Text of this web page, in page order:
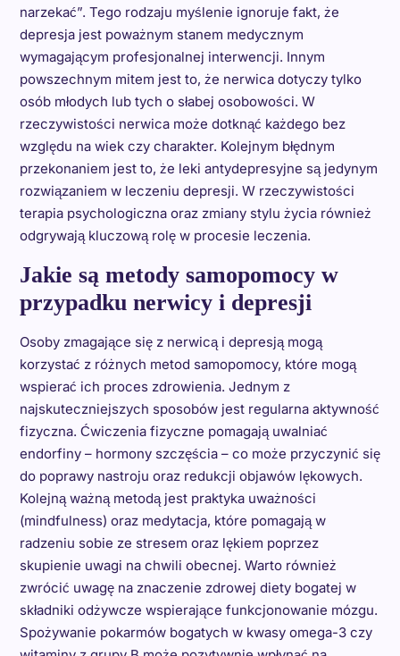
narzekać”. Tego rodzaju myślenie ignoruje fakt, że
depresja jest poważnym stanem medycznym
wymagającym profesjonalnej interwencji. Innym
powszechnym mitem jest to, że nerwica dotyczy tylko
osób młodych lub tych o słabej osobowości. W
rzeczywistości nerwica może dotknąć każdego bez
względu na wiek czy charakter. Kolejnym błędnym
przekonaniem jest to, że leki antydepresyjne są jedynym
rozwiązaniem w leczeniu depresji. W rzeczywistości
terapia psychologiczna oraz zmiany stylu życia również
odgrywają kluczową rolę w procesie leczenia.
Jakie są metody samopomocy w
przypadku nerwicy i depresji
Osoby zmagające się z nerwicą i depresją mogą
korzystać z różnych metod samopomocy, które mogą
wspierać ich proces zdrowienia. Jednym z
najskuteczniejszych sposobów jest regularna aktywność
fizyczna. Ćwiczenia fizyczne pomagają uwalniać
endorfiny – hormony szczęścia – co może przyczynić się
do poprawy nastroju oraz redukcji objawów lękowych.
Kolejną ważną metodą jest praktyka uważności
(mindfulness) oraz medytacja, które pomagają w
radzeniu sobie ze stresem oraz lękiem poprzez
skupienie uwagi na chwili obecnej. Warto również
zwrócić uwagę na znaczenie zdrowej diety bogatej w
składniki odżywcze wspierające funkcjonowanie mózgu.
Spożywanie pokarmów bogatych w kwasy omega-3 czy